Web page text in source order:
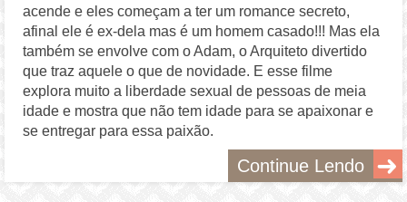
acende e eles começam a ter um romance secreto,
afinal ele é ex-dela mas é um homem casado!!! Mas ela
também se envolve com o Adam, o Arquiteto divertido
que traz aquele o que de novidade. E esse filme
explora muito a liberdade sexual de pessoas de meia
idade e mostra que não tem idade para se apaixonar e
se entregar para essa paixão.
Continue Lendo